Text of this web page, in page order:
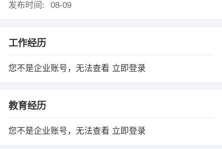
发布时间:
08-09
工作经历
您不是企业账号，无法查看 立即登录
教育经历
您不是企业账号，无法查看 立即登录